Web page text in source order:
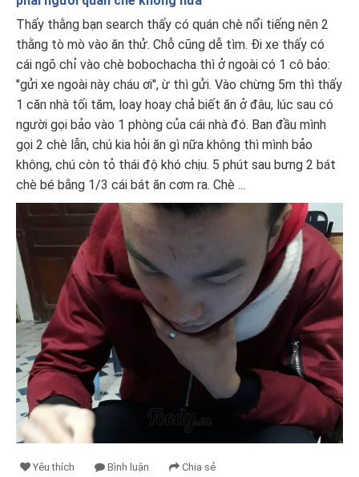
Thấy thằng bạn search thấy có quán chè nổi tiếng nên 2
thằng tò mò vào ăn thử. Chỗ cũng dễ tìm. Đi xe thấy có
cái ngõ chỉ vào chè bobochacha thì ở ngoài có 1 cô bảo:
"gửi xe ngoài này cháu ơi", ừ thì gửi. Vào chừng 5m thì thấy
1 căn nhà tối tăm, loay hoay chả biết ăn ở đâu, lúc sau có
người gọi bảo vào 1 phòng của cái nhà đó. Ban đầu mình
gọi 2 chè lẫn, chú kia hỏi ăn gì nữa không thì mình bảo
không, chú còn tỏ thái độ khó chịu. 5 phút sau bưng 2 bát
chè bé bằng 1/3 cái bát ăn cơm ra. Chè ...
Yêu thích Bình luận Chia sẻ